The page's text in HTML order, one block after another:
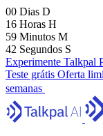
00 Dias D
16 Horas H
59 Minutos M
41 Segundos S
Experimente Talkpal
Teste grátis Oferta
semanas